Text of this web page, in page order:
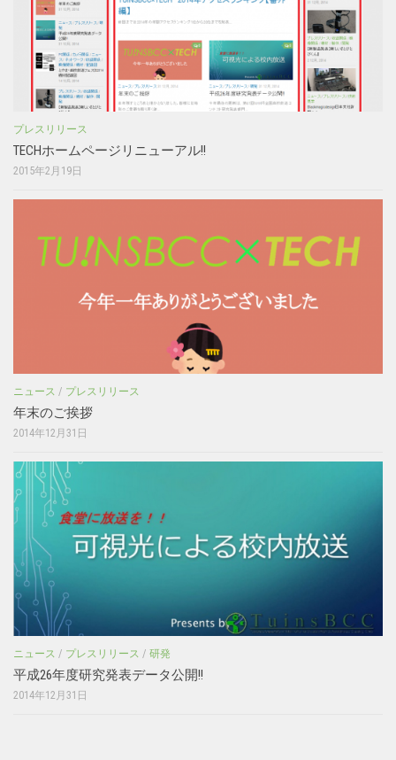
プレスリリース
TECHホームページリニューアル!!
2015年2月19日
ニュース / プレスリリース
年末のご挨拶
2014年12月31日
ニュース / プレスリリース / 研発
平成26年度研究発表データ公開!!
2014年12月31日